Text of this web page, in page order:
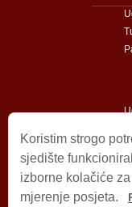
Koristim strogo
sjedište
izborne kolačiće
mjerenje posjeta.